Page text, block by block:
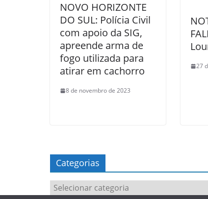
NOVO HORIZONTE
DO SUL: Polícia Civil
com apoio da SIG,
apreende arma de
fogo utilizada para
atirar em cachorro
8 de novembro de 2023
27
Categorias
Categorias